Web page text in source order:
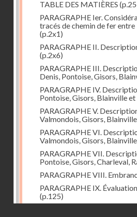
TABLE DES MATIÈRES
PARAGRAPHE Ier.
tracés de chemin de fer
(p.2x1)
PARAGRAPHE II.
(p.2x6)
PARAGRAPHE III.
Denis, Pontoise, Gisors,
PARAGRAPHE IV.
Pontoise, Gisors, Blainville
PARAGRAPHE V.
Valmondois, Gisors,
PARAGRAPHE VI.
Valmondois, Gisors,
PARAGRAPHE VII.
Pontoise, Gisors, Charleval,
PARAGRAPHE VIII.
PARAGRAPHE IX.
(p.125)